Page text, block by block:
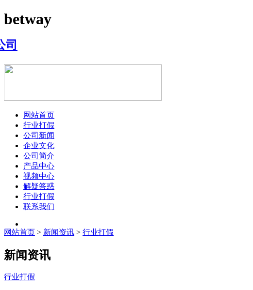
betway
网站首页
行业打假
公司新闻
企业文化
公司简介
产品中心
视频中心
解疑答惑
行业打假
联系我们
网站首页 > 新闻资讯 > 行业打假
新闻资讯
行业打假